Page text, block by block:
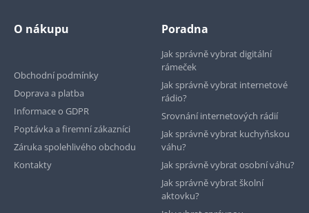
O nákupu
Obchodní podmínky
Doprava a platba
Informace o GDPR
Poptávka a firemní zákazníci
Záruka spolehlivého obchodu
Kontakty
Poradna
Jak správně vybrat digitální
rámeček
Jak správně vybrat internetové
rádio?
Srovnání internetových rádií
Jak správně vybrat kuchyňskou
váhu?
Jak správně vybrat osobní váhu?
Jak správně vybrat školní
aktovku?